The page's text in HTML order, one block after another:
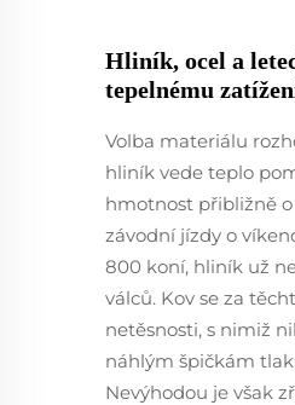
Hliník, ocel a
tepelnému
Volba materiálu
hliník vede teplo
hmotnost přibližně
závodní jízdy o
800 koní, hliník už
válců. Kov se za
netěsnosti, s nimiž
náhlým špičkám
Nevýhodou je však